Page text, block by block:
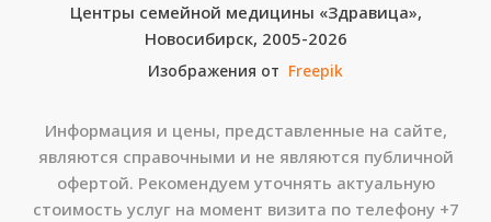
Центры семейной медицины «Здравица»,
Новосибирск, 2005-2026
Изображения от Freepik
Информация и цены, представленные на сайте,
являются справочными и не являются публичной
офертой. Рекомендуем уточнять актуальную
стоимость услуг на момент визита по телефону +7